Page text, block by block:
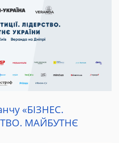
«БІЗНЕС.
МАЙБУТНЄ